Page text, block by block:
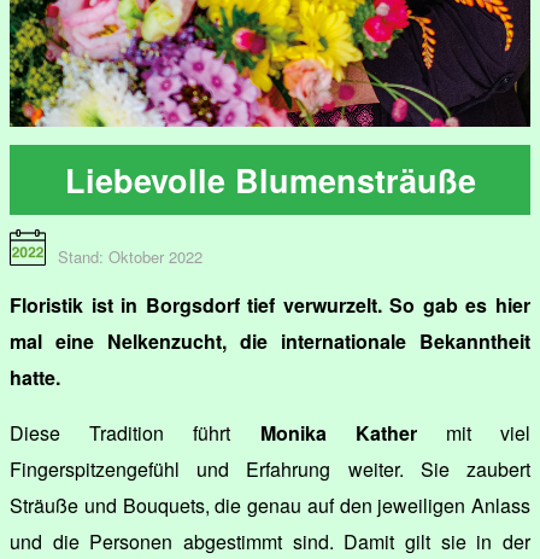
Liebevolle Blumensträuße
Stand: Oktober 2022
Floristik ist in Borgsdorf tief verwurzelt. So gab es hier
mal eine Nelkenzucht, die internationale Bekanntheit
hatte.
Diese Tradition führt Monika Kathermit viel
Fingerspitzengefühl und Erfahrung weiter. Sie zaubert
Sträuße und Bouquets, die genau auf den jeweiligen Anlass
und die Personen abgestimmt sind. Damit gilt sie in der